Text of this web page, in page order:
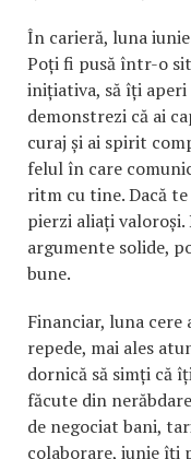
În carieră, luna
Poți fi pusă într-o
inițiativa, să îți aperi
demonstrezi că ai
curaj și ai spirit
felul în care
ritm cu tine. Dacă
pierzi aliați
argumente solide,
bune.
Financiar, luna
repede, mai ales
dornică să simți că
făcute din
de negociat bani,
colaborare, iunie îți